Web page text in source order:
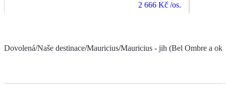
2 666 Kč /os.
Dovolená/Naše destinace/Mauricius/Mauricius - jih (Bel Ombre a